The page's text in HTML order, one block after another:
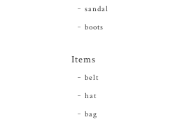
sandal
boots
Items
belt
hat
bag